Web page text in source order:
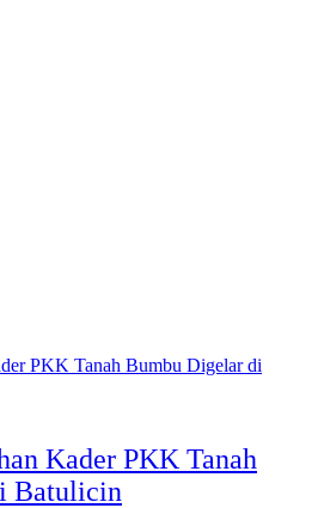
Kader PKK Tanah
Batulicin